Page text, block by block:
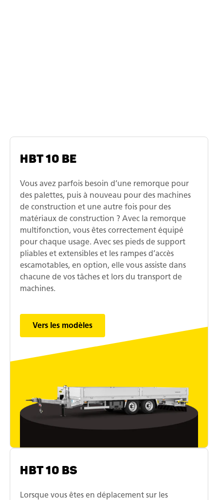
HBT 10 BE
Vous avez parfois besoin d’une remorque pour
des palettes, puis à nouveau pour des machines
de construction et une autre fois pour des
matériaux de construction ? Avec la remorque
multifonction, vous êtes correctement équipé
pour chaque usage. Avec ses pieds de support
pliables et extensibles et les rampes d’accès
escamotables, en option, elle vous assiste dans
chacune de vos tâches et lors du transport de
machines.
Vers les modèles
HBT 10 BS
Lorsque vous êtes en déplacement sur les